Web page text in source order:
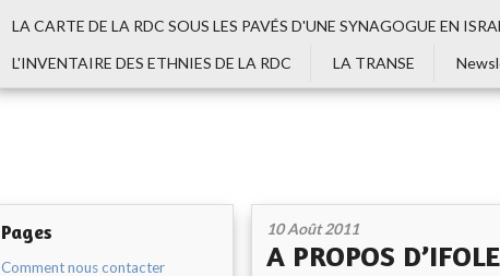
LA CARTE DE LA RDC SOUS LES PAVÉS D'UNE SYNAGOGUE EN
L'INVENTAIRE DES ETHNIES DE LA RDC
LA TRANSE
Pages
Comment nous contacter
10 Août 2011
A PROPOS